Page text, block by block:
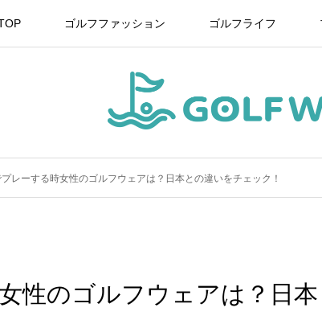
ゴルフファッション ゴルフライフ
レーする時女性のゴルフウェアは？日本との違いをチェック！
性のゴルフウェアは？日